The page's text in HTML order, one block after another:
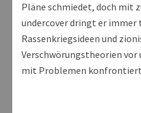
Pläne schmiedet, doch mit
undercover dringt er
Rassenkriegsideen und
Verschwörungstheorien vor
mit Problemen